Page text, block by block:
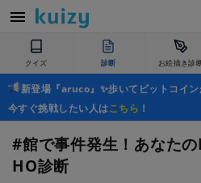
クイズ 診断 お絵描き診
新登場『aruco』✨歩いてビットコイ
今すぐ挑戦したい人はこちら ！
#館で事件発生！あなた
HO診断